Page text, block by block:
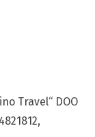
Travel“ DOO